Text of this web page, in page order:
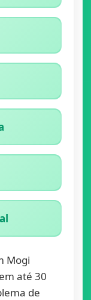
Mogi
até 30
de